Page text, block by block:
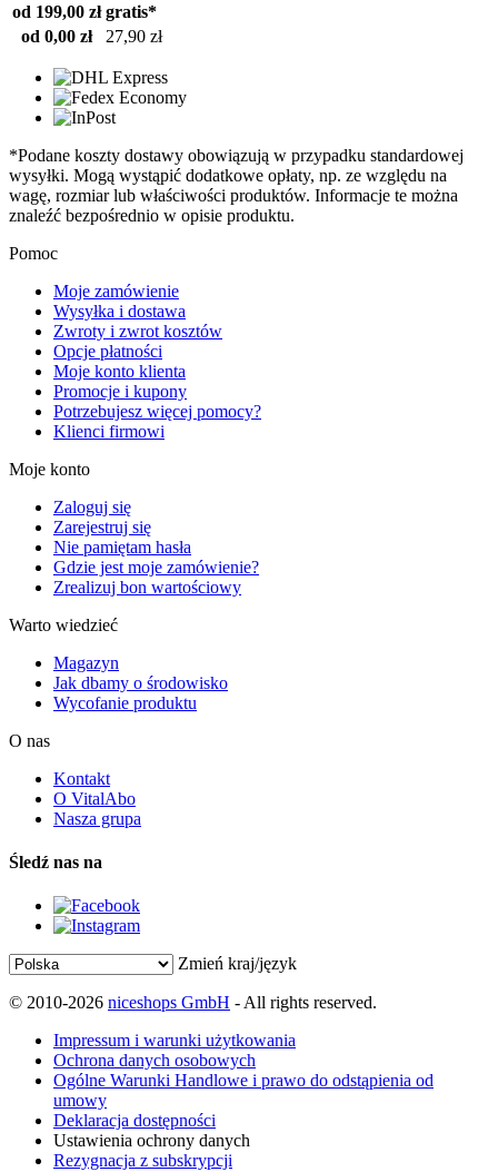
od 199,00 zł gratis*
od 0,00 zł
27,90 zł
*Podane koszty dostawy obowiązują w przypadku standardowej
wysyłki. Mogą wystąpić dodatkowe opłaty, np. ze względu na
wagę, rozmiar lub właściwości produktów. Informacje te można
znaleźć bezpośrednio w opisie produktu.
Pomoc
Moje zamówienie
Wysyłka i dostawa
Zwroty i zwrot kosztów
Opcje płatności
Moje konto klienta
Promocje i kupony
Potrzebujesz więcej pomocy?
Klienci firmowi
Moje konto
Zaloguj się
Zarejestruj się
Nie pamiętam hasła
Gdzie jest moje zamówienie?
Zrealizuj bon wartościowy
Warto wiedzieć
Magazyn
Jak dbamy o środowisko
Wycofanie produktu
O nas
Kontakt
O VitalAbo
Nasza grupa
Śledź nas na
Zmień kraj/język
© 2010-2026 niceshops GmbH - All rights reserved.
Impressum i warunki użytkowania
Ochrona danych osobowych
Ogólne Warunki Handlowe i prawo do odstąpienia od
umowy
Deklaracja dostępności
Ustawienia ochrony danych
Rezygnacja z subskrypcji